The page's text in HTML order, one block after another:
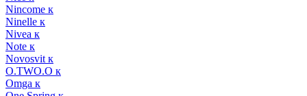
Nincome к
Ninelle к
Nivea к
Note к
Novosvit к
O.TWO.O к
Omga к